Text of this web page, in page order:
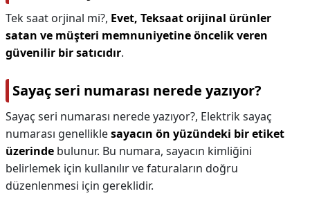
Tek saat orjinal mi?, Evet, Teksaat orijinal ürünler
satan ve müşteri memnuniyetine öncelik veren
güvenilir bir satıcıdır.
Sayaç seri numarası nerede yazıyor?
Sayaç seri numarası nerede yazıyor?, Elektrik sayaç
numarası genelliklesayacın ön yüzündeki bir etiket
üzerinde bulunur. Bu numara, sayacın kimliğini
belirlemek için kullanılır ve faturaların doğru
düzenlenmesi için gereklidir.